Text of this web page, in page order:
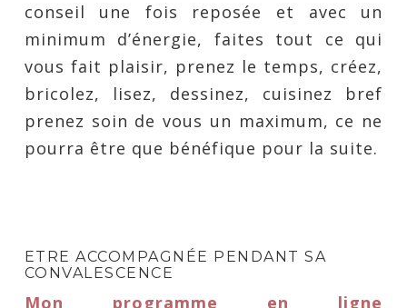
conseil une fois reposée et avec un
minimum d’énergie, faites tout ce qui
vous fait plaisir, prenez le temps, créez,
bricolez, lisez, dessinez, cuisinez bref
prenez soin de vous un maximum, ce ne
pourra être que bénéfique pour la suite.
ETRE ACCOMPAGNÉE PENDANT SA
CONVALESCENCE
Mon programme en ligne